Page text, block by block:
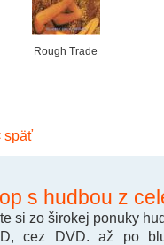
Rough Trade
späť
s hudbou z
si zo širokej ponuky
cez DVD. až po